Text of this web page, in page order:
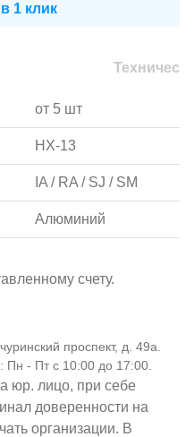
1 клик
от 5 шт
HX-13
IA / RA / SJ / SM
Алюминий
счету.
проспект, д. 49а.
Пн - Пт с 10:00 до 17:00.
юр. лицо, при себе
доверенности на
организации. В